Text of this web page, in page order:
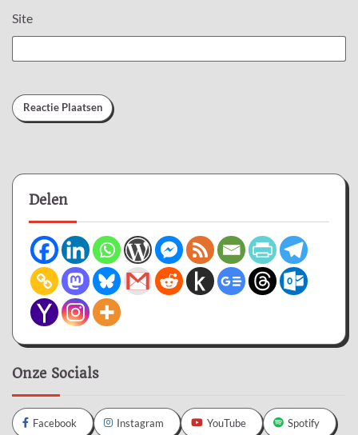
Site
Delen
Onze Socials
Facebook Instagram YouTube Spotify